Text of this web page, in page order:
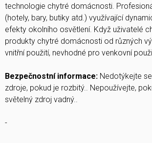
technologie chytré domácnosti.
(hotely, bary, butiky atd.) využívající
efekty okolního osvětlení. Když uživatelé
produkty chytré domácnosti od různých
vnitřní použití, nevhodné pro venkovní
Bezpečnostní informace: Nedotýkejte
zdroje, pokud je rozbitý.. Nepoužívejte,
světelný zdroj vadný..
-